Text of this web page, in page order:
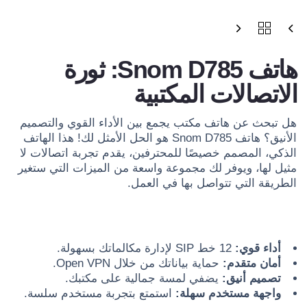
هاتف Snom D785: ثورة
الاتصالات المكتبية
هل تبحث عن هاتف مكتب يجمع بين الأداء القوي والتصميم
الأنيق؟ هاتف Snom D785 هو الحل الأمثل لك!
هذا الهاتف
الذكي، المصمم خصيصًا للمحترفين، يقدم تجربة اتصالات لا
مثيل لها، ويوفر لك مجموعة واسعة من الميزات التي ستغير
الطريقة التي تتواصل بها في العمل.
أداء قوي:
أمان متقدم: حماية بياناتك من خلال Open VPN.
تصميم أنيق: يضفي لمسة جمالية على مكتبك.
واجهة مستخدم سهلة: استمتع بتجربة مستخدم سلسة.